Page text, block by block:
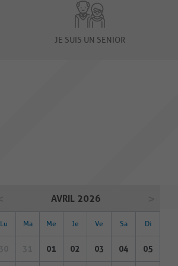
JE SUIS UN SENIOR
AVRIL 2026
Lu Ma Me Je Ve Sa Di
01 02 03 04 05